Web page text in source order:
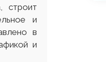
строит
и
в
и